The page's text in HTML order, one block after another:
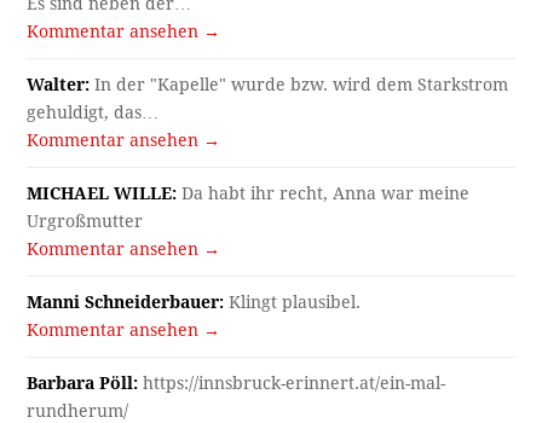
Kommentar ansehen →
Walter: In der "Kapelle" wurde bzw. wird dem Starkstrom
gehuldigt, das…
Kommentar ansehen →
MICHAEL WILLE: Da habt ihr recht, Anna war meine
Urgroßmutter
Kommentar ansehen →
Manni Schneiderbauer: Klingt plausibel.
Kommentar ansehen →
Barbara Pöll: https://innsbruck-erinnert.at/ein-mal-
rundherum/